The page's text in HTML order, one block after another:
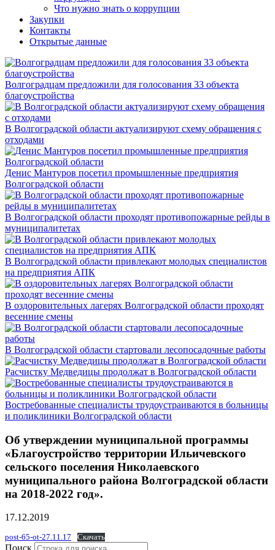
Что нужно знать о коррупции
Закупки
Контакты
Открытые данные
Волгоградцам предложили для голосования 33 объекта
благоустройства
В Волгоградской области актуализируют схему обращения с
отходами
Денис Мантуров посетил промышленные предприятия
Волгоградской области
В Волгоградской области проходят противопожарные рейды в
муниципалитетах
В Волгоградской области привлекают молодых специалистов
на предприятия АПК
В оздоровительных лагерях Волгоградской области проходят
весенние смены
В Волгоградской области стартовали лесопосадочные работы
Расчистку Медведицы продолжат в Волгоградской области
Востребованные специалисты трудоустраиваются в больницы
и поликлиники Волгоградской области
Об утверждении муниципальной программы
«Благоустройство территории Ильичевского
сельского поселения Николаевского
муниципального района Волгоградской области
на 2018-2022 год».
17.12.2019
post-65-ot-27.11.17 Скачать